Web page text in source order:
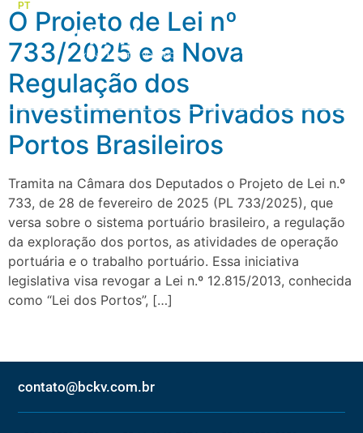
PT
O Projeto de Lei nº
733/2025 e a Nova
Regulação dos
Investimentos Privados nos
Portos Brasileiros
Tramita na Câmara dos Deputados o Projeto de Lei n.º
733, de 28 de fevereiro de 2025 (PL 733/2025), que
versa sobre o sistema portuário brasileiro, a regulação
da exploração dos portos, as atividades de operação
portuária e o trabalho portuário. Essa iniciativa
legislativa visa revogar a Lei n.º 12.815/2013, conhecida
como “Lei dos Portos”, […]
contato@bckv.com.br